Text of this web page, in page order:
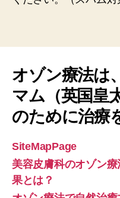
オゾン療法は
マム（英国皇
のために治療
SiteMapPage
美容皮膚科のオゾン
果とは？